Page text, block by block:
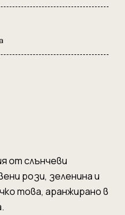
от слънчеви
рози, зеленина и
това, аранжирано в